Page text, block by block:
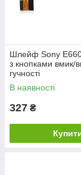
Шлейф Sony
з кнопками вмик/
гучності
В наявності
327 ₴